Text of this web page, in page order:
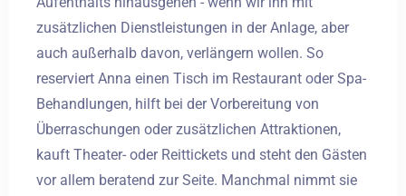
zusätzlichen Dienstleistungen in der Anlage, aber
auch außerhalb davon, verlängern wollen. So
reserviert Anna einen Tisch im Restaurant oder Spa-
Behandlungen, hilft bei der Vorbereitung von
Überraschungen oder zusätzlichen Attraktionen,
kauft Theater- oder Reittickets und steht den Gästen
vor allem beratend zur Seite. Manchmal nimmt sie